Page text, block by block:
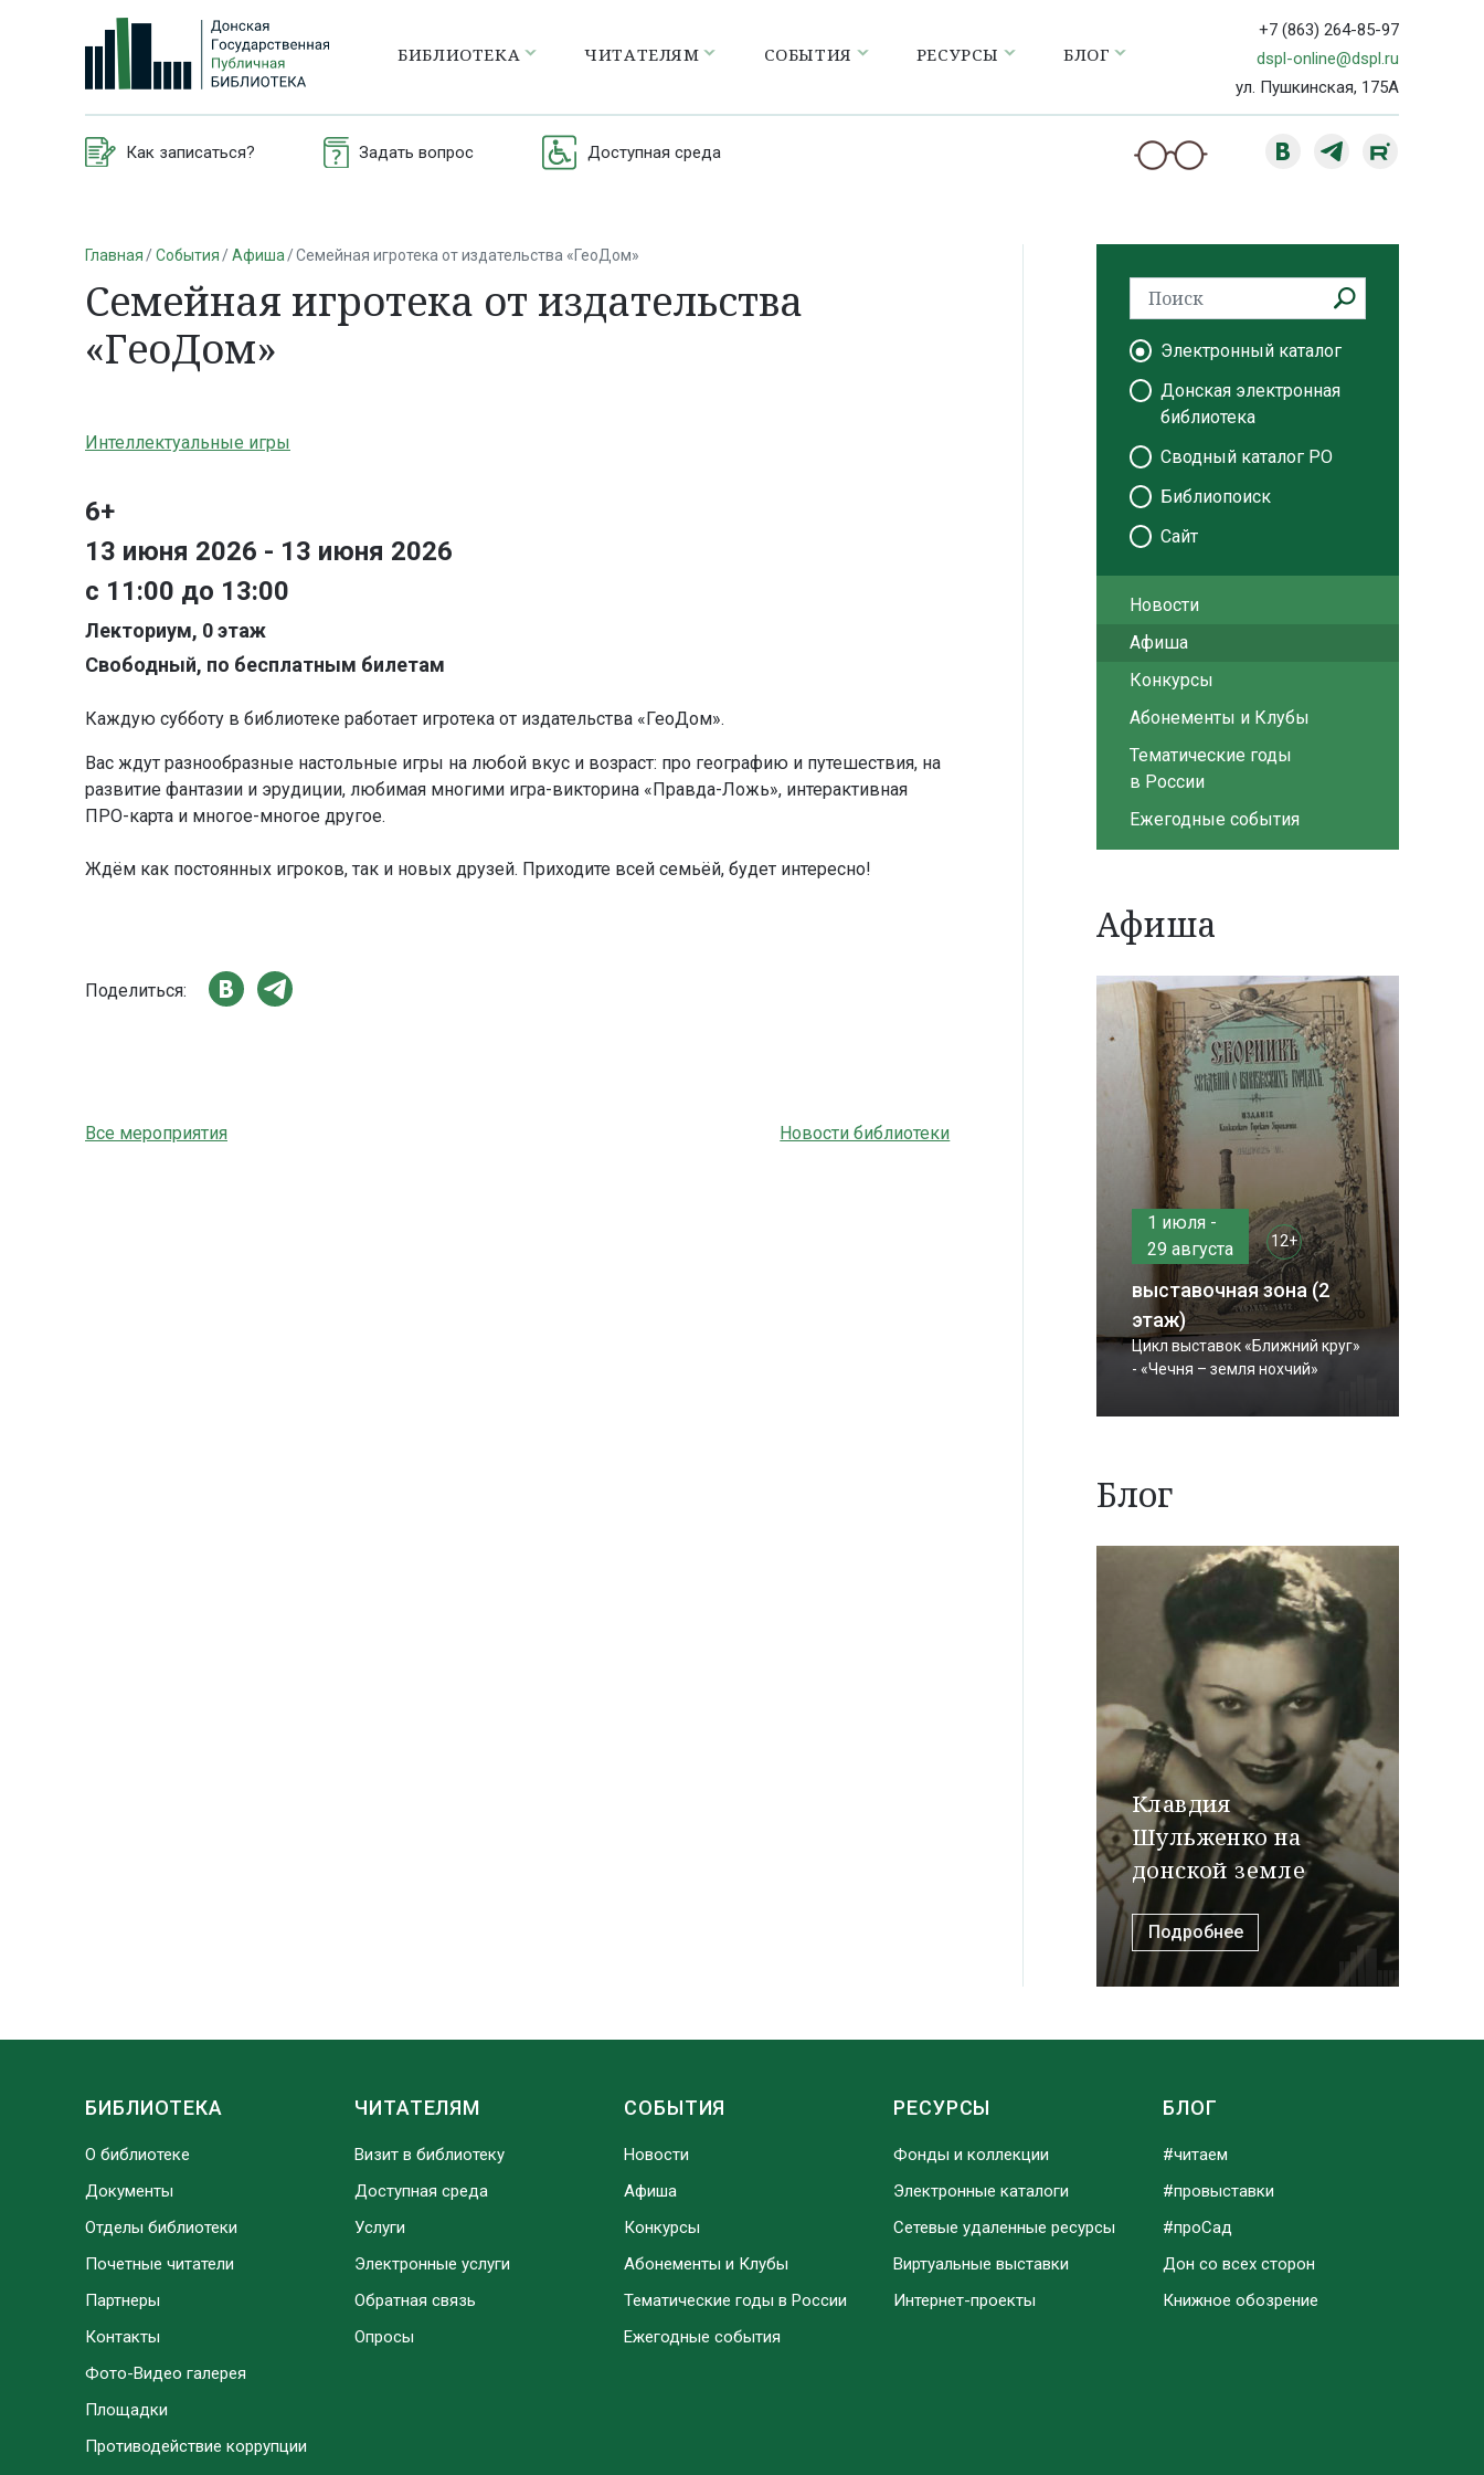
БИБЛИОТЕКА ЧИТАТЕЛЯМ СОБЫТИЯ РЕСУРСЫ БЛОГ
+7 (863) 264-85-97
dspl-online@dspl.ru
ул. Пушкинская, 175А
Как записаться? Задать вопрос Доступная среда
Главная События Афиша Семейная игротека от издательства «ГеоДом»
Семейная игротека от издательства
«ГеоДом»
Интеллектуальные игры
6+
13 июня 2026 - 13 июня 2026
с 11:00 до 13:00
Лекториум, 0 этаж
Свободный, по бесплатным билетам
Каждую субботу в библиотеке работает игротека от издательства «ГеоДом».
Вас ждут разнообразные настольные игры на любой вкус и возраст: про географию и путешествия, на
развитие фантазии и эрудиции, любимая многими игра-викторина «Правда-Ложь», интерактивная
ПРО-карта и многое-многое другое.
Ждём как постоянных игроков, так и новых друзей. Приходите всей семьёй, будет интересно!
Поделиться:
Все мероприятия Новости библиотеки
Электронный каталог
Донская электронная
библиотека
Сводный каталог РО
Библиопоиск
Сайт
Новости
Афиша
Конкурсы
Абонементы и Клубы
Тематические годы
в России
Ежегодные события
Афиша
1 июля -
29 августа
12+
выставочная зона (2
этаж)
Цикл выставок «Ближний круг»
- «Чечня – земля нохчий»
Блог
Клавдия
Шульженко на
донской земле
Подробнее
БИБЛИОТЕКА
О библиотеке
Документы
Отделы библиотеки
Почетные читатели
Партнеры
Контакты
Фото-Видео галерея
Площадки
Противодействие коррупции
ЧИТАТЕЛЯМ
Визит в библиотеку
Доступная среда
Услуги
Электронные услуги
Обратная связь
Опросы
СОБЫТИЯ
Новости
Афиша
Конкурсы
Абонементы и Клубы
Тематические годы в России
Ежегодные события
РЕСУРСЫ
Фонды и коллекции
Электронные каталоги
Сетевые удаленные ресурсы
Виртуальные выставки
Интернет-проекты
БЛОГ
#читаем
#провыставки
#проСад
Дон со всех сторон
Книжное обозрение